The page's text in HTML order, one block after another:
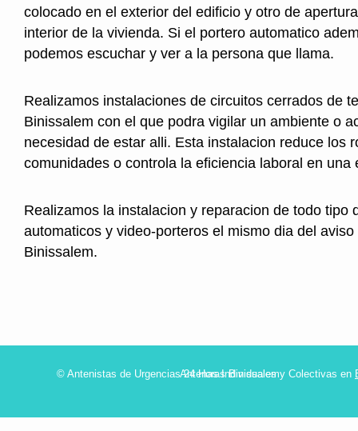
colocado en el exterior del edificio y otro de
interior de la vivienda. Si el portero automatico
podemos escuchar y ver a la persona que llama.
Realizamos instalaciones de circuitos cerrados de
Binissalem con el que podra vigilar un ambiente o
necesidad de estar alli. Esta instalacion reduce los
comunidades o controla la eficiencia laboral en una
Realizamos la instalacion y reparacion de todo tipo
automaticos y video-porteros el mismo dia del aviso
Binissalem.
© Antenistas de Urgencias 24 Horas Binissalem
Antenas Individuales y Colectivas en